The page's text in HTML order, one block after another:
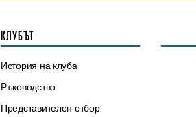
КЛУБЪТ
История на клуба
Ръководство
Представителен отбор